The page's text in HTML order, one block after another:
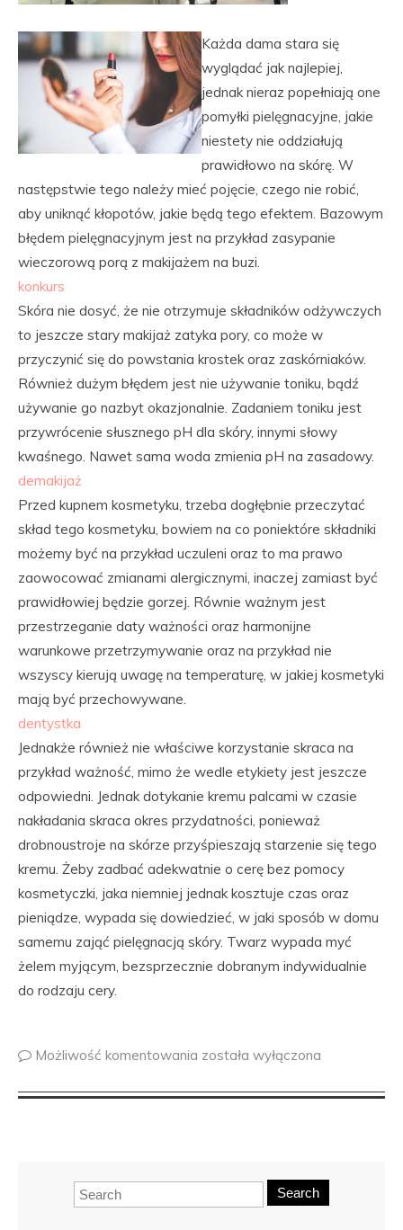
Każda dama stara się
wyglądać jak najlepiej,
jednak nieraz popełniają one
pomyłki pielęgnacyjne, jakie
niestety nie oddziałują
prawidłowo na skórę. W
następstwie tego należy mieć pojęcie, czego nie robić,
aby uniknąć kłopotów, jakie będą tego efektem. Bazowym
błędem pielęgnacyjnym jest na przykład zasypanie
wieczorową porą z makijażem na buzi.
konkurs
Skóra nie dosyć, że nie otrzymuje składników odżywczych
to jeszcze stary makijaż zatyka pory, co może w
przyczynić się do powstania krostek oraz zaskórniaków.
Również dużym błędem jest nie używanie toniku, bądź
używanie go nazbyt okazjonalnie. Zadaniem toniku jest
przywrócenie słusznego pH dla skóry, innymi słowy
kwaśnego. Nawet sama woda zmienia pH na zasadowy.
demakijaż
Przed kupnem kosmetyku, trzeba dogłębnie przeczytać
skład tego kosmetyku, bowiem na co poniektóre składniki
możemy być na przykład uczuleni oraz to ma prawo
zaowocować zmianami alergicznymi, inaczej zamiast być
prawidłowiej będzie gorzej. Równie ważnym jest
przestrzeganie daty ważności oraz harmonijne
warunkowe przetrzymywanie oraz na przykład nie
wszyscy kierują uwagę na temperaturę, w jakiej kosmetyki
mają być przechowywane.
dentystka
Jednakże również nie właściwe korzystanie skraca na
przykład ważność, mimo że wedle etykiety jest jeszcze
odpowiedni. Jednak dotykanie kremu palcami w czasie
nakładania skraca okres przydatności, ponieważ
drobnoustroje na skórze przyśpieszają starzenie się tego
kremu. Żeby zadbać adekwatnie o cerę bez pomocy
kosmetyczki, jaka niemniej jednak kosztuje czas oraz
pieniądze, wypada się dowiedzieć, w jaki sposób w domu
samemu zająć pielęgnacją skóry. Twarz wypada myć
żelem myjącym, bezsprzecznie dobranym indywidualnie
do rodzaju cery.
Możliwość komentowania została wyłączona
Search